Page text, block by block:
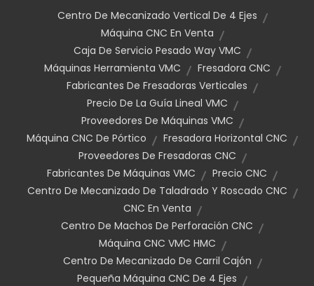
Centro De Mecanizado Vertical De 4 Ejes
Máquina CNC En Venta
Caja De Servicio Pesado Way VMC
Máquinas Herramienta VMC
Fresadora CNC
Fabricantes De Fresadoras Verticales
Precio De La Guía Lineal VMC
Proveedores De Máquinas VMC
Máquina CNC De Pórtico
Fresadora Horizontal CNC
Proveedores De Fresadoras CNC
Fabricantes De Máquinas VMC
Precio CNC
Centro De Mecanizado De Taladrado Y Roscado CNC
CNC En Venta
Centro De Machos De Perforación CNC
Máquina CNC VMC HMC
Centro De Mecanizado De Carril Cajón
Pequeña Máquina CNC De 4 Ejes